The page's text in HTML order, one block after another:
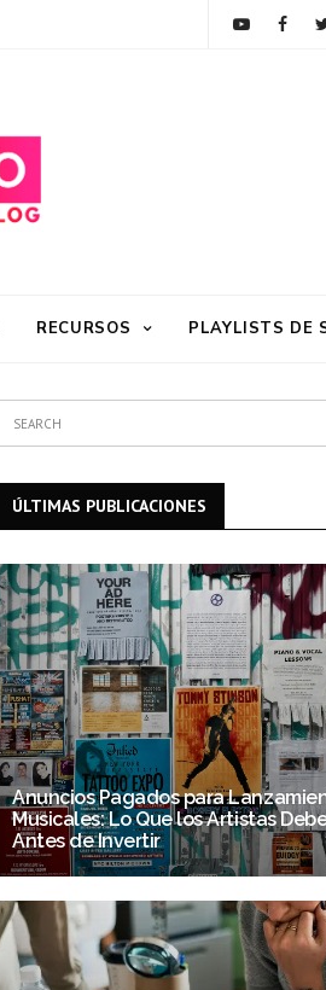
RECURSOS PLAYLISTS DE
ÚLTIMAS PUBLICACIONES
Anuncios Pagados para
Musicales: Lo Que los Artistas
Antes de Invertir